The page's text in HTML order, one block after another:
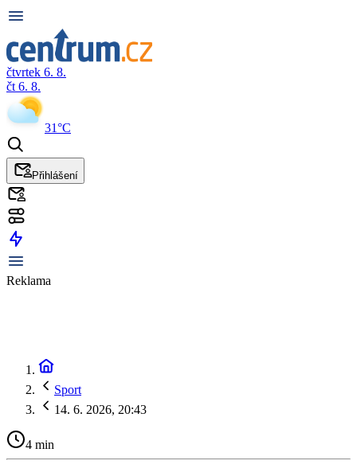
čtvrtek 6. 8.
čt 6. 8.
31°C
Přihlášení
Reklama
Sport
14. 6. 2026, 20:43
4 min